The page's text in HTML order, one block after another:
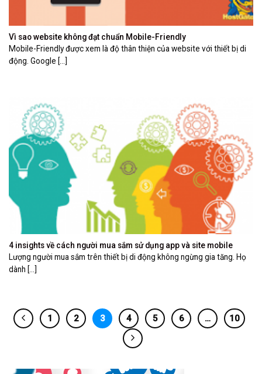
Vì sao website không đạt chuẩn Mobile-Friendly
Mobile-Friendly được xem là độ thân thiện của website với thiết bị di
động. Google [...]
4 insights về cách người mua sắm sử dụng app và site mobile
Lượng người mua sắm trên thiết bị di động không ngừng gia tăng. Họ
dành [...]
1 2 3 4 5 6 … 10